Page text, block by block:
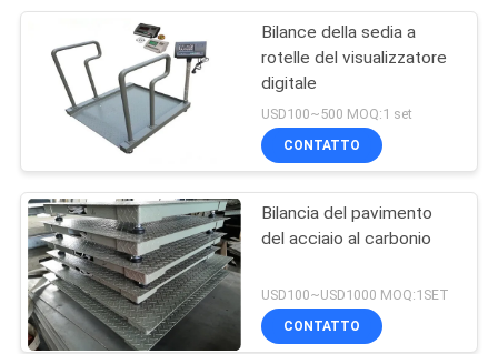
Bilance della sedia a
rotelle del visualizzatore
digitale
USD100~500 MOQ:1 set
CONTATTO
Bilancia del pavimento
del acciaio al carbonio
USD100~USD1000 MOQ:1SET
CONTATTO